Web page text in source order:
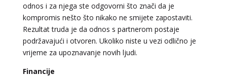
odnos i za njega ste odgovorni što znači da je
kompromis nešto što nikako ne smijete zapostaviti.
Rezultat truda je da odnos s partnerom postaje
podržavajući i otvoren. Ukoliko niste u vezi odlično je
vrijeme za upoznavanje novih ljudi.
Financije